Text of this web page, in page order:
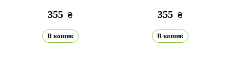
355 ₴
В кошик
355 ₴
В кошик